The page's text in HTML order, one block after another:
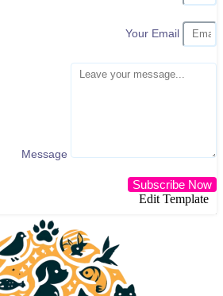
Your Email
Message
Subscribe Now
Edit Template